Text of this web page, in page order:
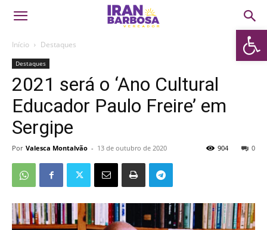
Abrir
Início Destaques
Destaques
2021 será o ‘Ano Cultural
Educador Paulo Freire’ em
Sergipe
Por Valesca Montalvão - 13 de outubro de 2020 0
904